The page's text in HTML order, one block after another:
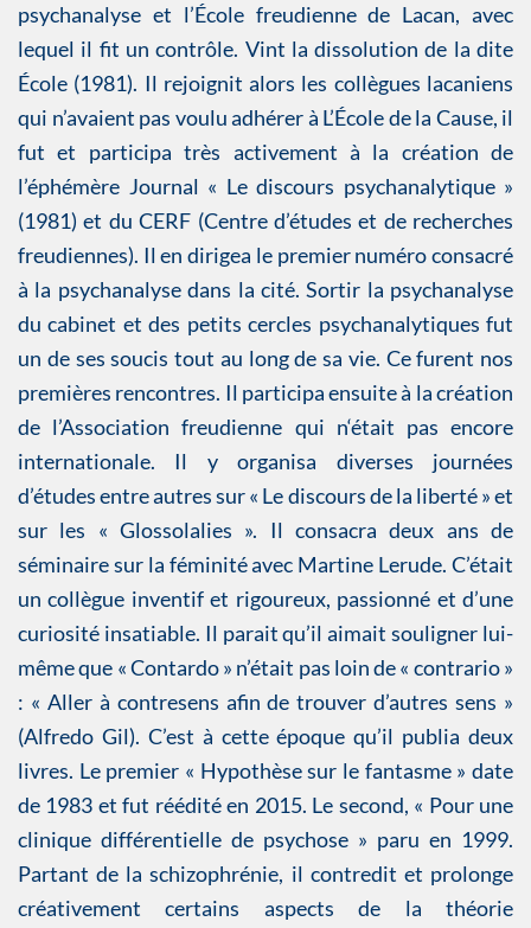
psychanalyse et l’École freudienne de Lacan, avec
lequel il fit un contrôle. Vint la dissolution de la dite
École (1981). Il rejoignit alors les collègues lacaniens
qui n’avaient pas voulu adhérer à L’École de la Cause, il
fut et participa très activement à la création de
l’éphémère Journal « Le discours psychanalytique »
(1981) et du CERF (Centre d’études et de recherches
freudiennes). Il en dirigea le premier numéro consacré
à la psychanalyse dans la cité. Sortir la psychanalyse
du cabinet et des petits cercles psychanalytiques fut
un de ses soucis tout au long de sa vie. Ce furent nos
premières rencontres. Il participa ensuite à la création
de l’Association freudienne qui n‘était pas encore
internationale. Il y organisa diverses journées
d’études entre autres sur « Le discours de la liberté » et
sur les « Glossolalies ». Il consacra deux ans de
séminaire sur la féminité avec Martine Lerude. C’était
un collègue inventif et rigoureux, passionné et d’une
curiosité insatiable. Il parait qu’il aimait souligner lui-
même que « Contardo » n’était pas loin de « contrario »
: « Aller à contresens afin de trouver d’autres sens »
(Alfredo Gil). C’est à cette époque qu’il publia deux
livres. Le premier « Hypothèse sur le fantasme » date
de 1983 et fut réédité en 2015. Le second, « Pour une
clinique différentielle de psychose » paru en 1999.
Partant de la schizophrénie, il contredit et prolonge
créativement certains aspects de la théorie